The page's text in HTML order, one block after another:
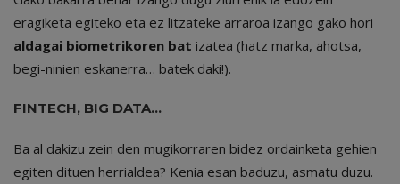
eragiketa egiteko eta ez litzateke arraroa izango gako hori
aldagai biometrikoren bat izatea (hatz marka, ahotsa,
begi-ninien eskanerra… batek daki!).
FINTECH, BIG DATA…
Ba al dakizu zein den mugikorraren bidez ordainketa gehien
egiten dituen herrialdea? Kenia esan baduzu, asmatu duzu.